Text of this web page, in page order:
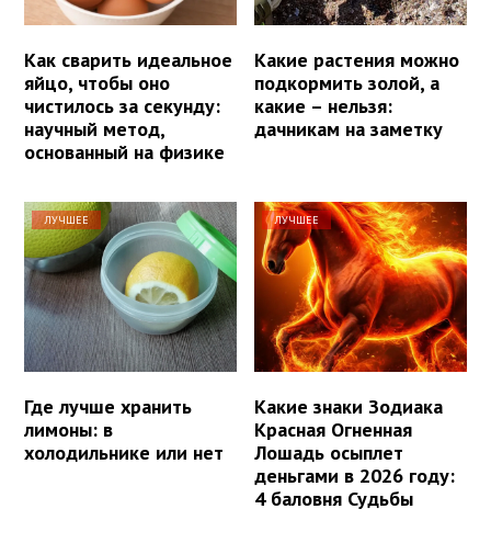
Как сварить идеальное
яйцо, чтобы оно
чистилось за секунду:
научный метод,
основанный на физике
Какие растения можно
подкормить золой, а
какие – нельзя:
дачникам на заметку
ЛУЧШЕЕ
Где лучше хранить
лимоны: в
холодильнике или нет
ЛУЧШЕЕ
Какие знаки Зодиака
Красная Огненная
Лошадь осыплет
деньгами в 2026 году:
4 баловня Судьбы